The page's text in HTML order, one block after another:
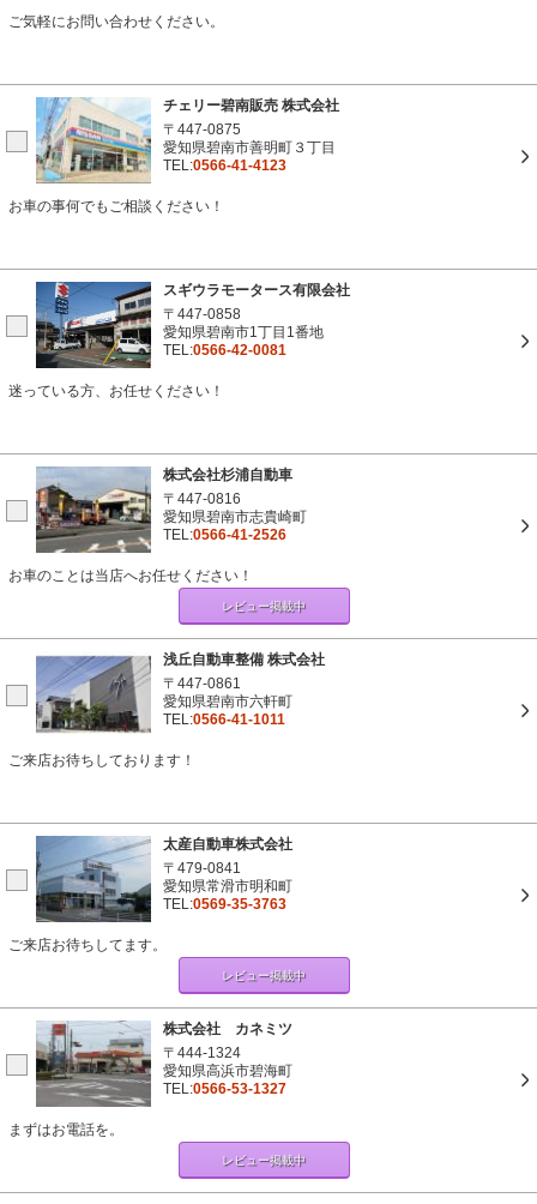
ご気軽にお問い合わせください。
チェリー碧南販売 株式会社
〒447-0875
愛知県碧南市善明町３丁目
TEL:0566-41-4123
お車の事何でもご相談ください！
スギウラモータース有限会社
〒447-0858
愛知県碧南市1丁目1番地
TEL:0566-42-0081
迷っている方、お任せください！
株式会社杉浦自動車
〒447-0816
愛知県碧南市志貴崎町
TEL:0566-41-2526
お車のことは当店へお任せください！
レビュー掲載中
浅丘自動車整備 株式会社
〒447-0861
愛知県碧南市六軒町
TEL:0566-41-1011
ご来店お待ちしております！
太産自動車株式会社
〒479-0841
愛知県常滑市明和町
TEL:0569-35-3763
ご来店お待ちしてます。
レビュー掲載中
株式会社 カネミツ
〒444-1324
愛知県高浜市碧海町
TEL:0566-53-1327
まずはお電話を。
レビュー掲載中